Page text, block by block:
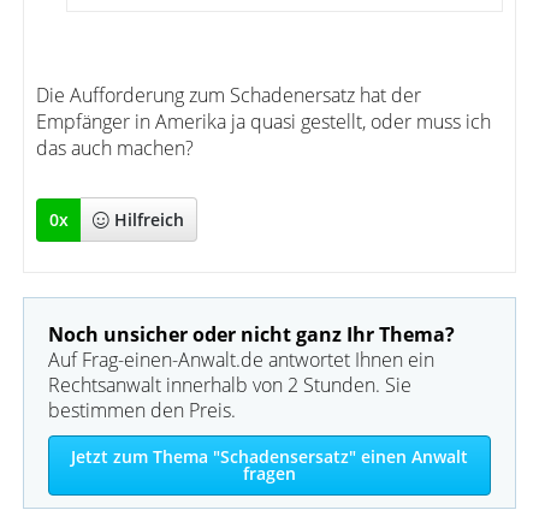
Die Aufforderung zum Schadenersatz hat der
Empfänger in Amerika ja quasi gestellt, oder muss ich
das auch machen?
0x Hilfreich
Noch unsicher oder nicht ganz Ihr Thema?
Auf Frag-einen-Anwalt.de antwortet Ihnen ein
Rechtsanwalt innerhalb von 2 Stunden. Sie
bestimmen den Preis.
Jetzt zum Thema "Schadensersatz" einen Anwalt
fragen